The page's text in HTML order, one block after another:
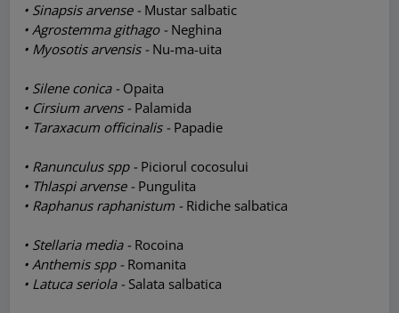
• Sinapsis arvense - Mustar salbatic
• Agrostemma githago - Neghina
• Myosotis arvensis - Nu-ma-uita
• Silene conica - Opaita
• Cirsium arvens - Palamida
• Taraxacum officinalis - Papadie
• Ranunculus spp - Piciorul cocosului
• Thlaspi arvense - Pungulita
• Raphanus raphanistum - Ridiche salbatica
• Stellaria media - Rocoina
• Anthemis spp - Romanita
• Latuca seriola - Salata salbatica